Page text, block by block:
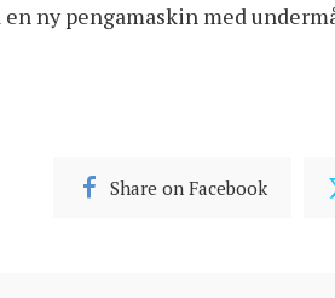
ny pengamaskin med
Share on Facebook